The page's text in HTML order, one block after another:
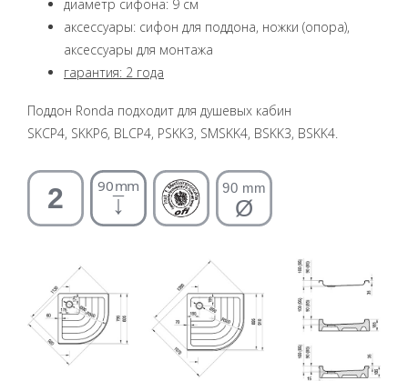
диаметр сифона: 9 см
аксессуары: сифон для поддона, ножки (опора),
аксессуары для монтажа
гарантия: 2 года
Поддон Ronda подходит для душевых кабин
SKCP4, SKKP6, BLCP4, PSKK3, SMSKK4, BSKK3, BSKK4.